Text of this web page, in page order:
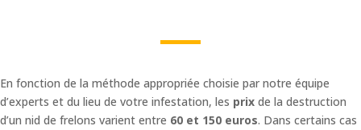
En fonction de la méthode appropriée choisie par notre équipe
d’experts et du lieu de votre infestation, les prix de la destruction
d’un nid de frelons varient entre 60 et 150 euros. Dans certains cas